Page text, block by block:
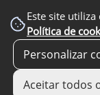
Este site
Política de
Personalizar
Aceitar todos